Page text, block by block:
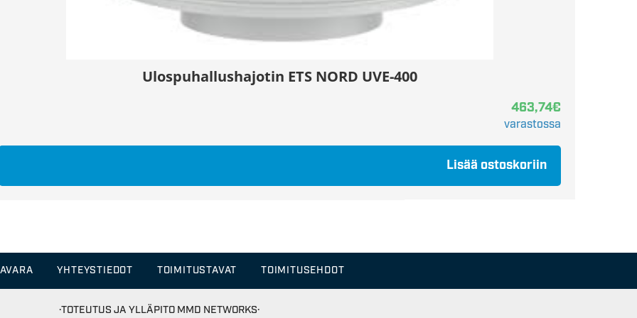
Ulospuhallushajotin ETS NORD UVE-400
463,74€
varastossa
Lisää ostoskoriin
YHTEYSTIEDOT TOIMITUSTAVAT TOIMITUSEHDOT
·TOTEUTUS JA YLLÄPITO MMD NETWORKS·